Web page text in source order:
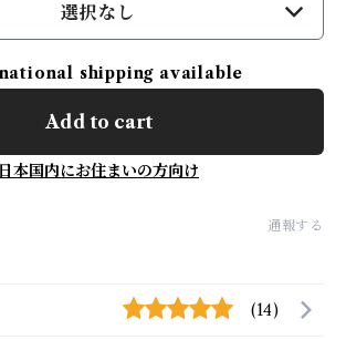
選択なし
shipping available
Add to cart
日本国内にお住まいの方向け
通報する
(14)